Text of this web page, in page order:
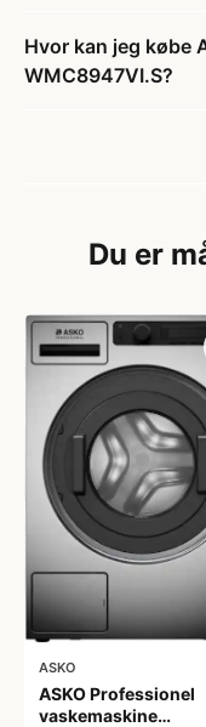
Hvor kan jeg købe
WMC8947VI.S?
Du er
ASKO
ASKO Professionel
vaskemaskine